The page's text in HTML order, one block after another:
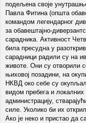
подељена своје
Павла Фитина (општа
командом легендарног
за обавештајно-
сарадника. Активност
била пресудна у
сарадници радили су на
животе. Они су отворили
њиховој позадини, на
НКВД око себе су
видом пребега и
администрацију,
силе. Уколико би их
Ако је неко и пристао да